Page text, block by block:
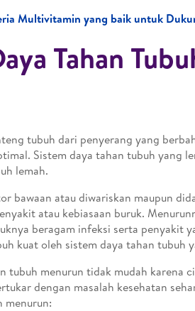
Multivitamin yang baik untuk
Tahan
tubuh dari penyerang yang
Sistem daya tahan tubuh yang
lemah.
bawaan atau diwariskan maupun
atau kebiasaan buruk.
beragam infeksi serta penyakit
kuat oleh sistem daya tahan tubuh
tubuh menurun tidak mudah karena
dengan masalah kesehatan
menurun: